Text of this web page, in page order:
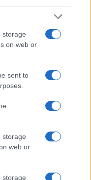
storage
on web or
sent to
storage
web or
storage